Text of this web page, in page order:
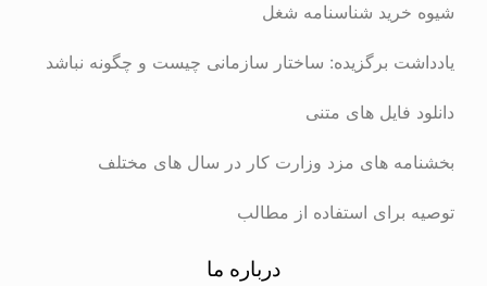
شیوه خرید شناسنامه شغل
یادداشت برگزیده: ساختار سازمانی چیست و چگونه نباشد
دانلود فایل های متنی
بخشنامه های مزد وزارت کار در سال های مختلف
توصیه برای استفاده از مطالب
درباره ما